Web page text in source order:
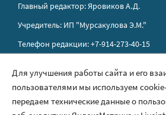
Главный редактор: Яровиков А.Д.
Учредитель: ИП "Мурсакулова Э.М."
Телефон редакции: +7-914-273-40-15
Правила сайта
Политика обработки персональных
Для улучшения работы сайта и его
пользователями мы используем
передаем технические данные о